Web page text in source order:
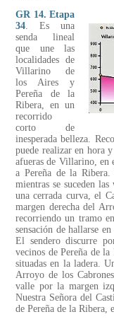
GR 14. Etapa
34. Es una
senda lineal
que une las
localidades de
Villarino de
los Aires y
Pereña de la
Ribera, en un
recorrido
corto de
inesperada belleza.
puede realizar en hora
afueras de Villarino, en
a Pereña de la
mientras se suceden
una cerrada curva, el
margen derecha del
recorriendo un tramo
sensación de hallarse
El sendero discurre
vecinos de Pereña de
situadas en la ladera.
Arroyo de los
valle por la margen
Nuestra Señora del
de Pereña de la Ribera,